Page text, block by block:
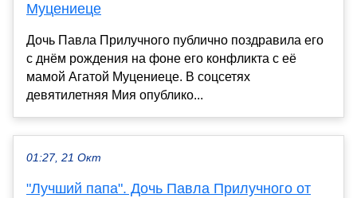
Муцениеце
Дочь Павла Прилучного публично поздравила его
с днём рождения на фоне его конфликта с её
мамой Агатой Муцениеце. В соцсетях
девятилетняя Мия опублико...
01:27, 21 Окт
"Лучший папа". Дочь Павла Прилучного от